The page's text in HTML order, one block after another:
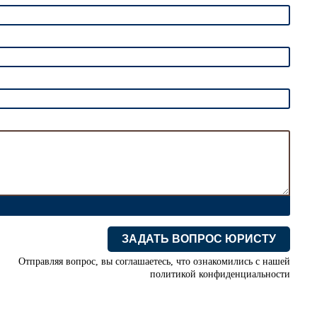
ЗАДАТЬ ВОПРОС ЮРИСТУ
Отправляя вопрос, вы соглашаетесь, что ознакомились с нашей
политикой конфиденциальности